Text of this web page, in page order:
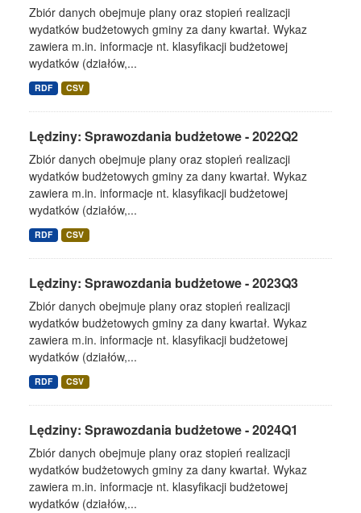
Zbiór danych obejmuje plany oraz stopień realizacji
wydatków budżetowych gminy za dany kwartał. Wykaz
zawiera m.in. informacje nt. klasyfikacji budżetowej
wydatków (działów,...
RDF CSV
Lędziny: Sprawozdania budżetowe - 2022Q2
Zbiór danych obejmuje plany oraz stopień realizacji
wydatków budżetowych gminy za dany kwartał. Wykaz
zawiera m.in. informacje nt. klasyfikacji budżetowej
wydatków (działów,...
RDF CSV
Lędziny: Sprawozdania budżetowe - 2023Q3
Zbiór danych obejmuje plany oraz stopień realizacji
wydatków budżetowych gminy za dany kwartał. Wykaz
zawiera m.in. informacje nt. klasyfikacji budżetowej
wydatków (działów,...
RDF CSV
Lędziny: Sprawozdania budżetowe - 2024Q1
Zbiór danych obejmuje plany oraz stopień realizacji
wydatków budżetowych gminy za dany kwartał. Wykaz
zawiera m.in. informacje nt. klasyfikacji budżetowej
wydatków (działów,...